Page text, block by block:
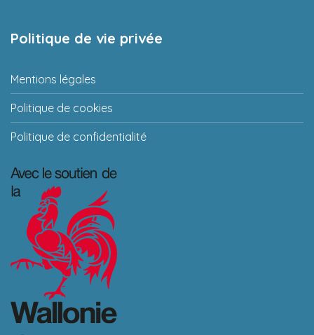
Politique de vie privée
Mentions légales
Politique de cookies
Politique de confidentialité